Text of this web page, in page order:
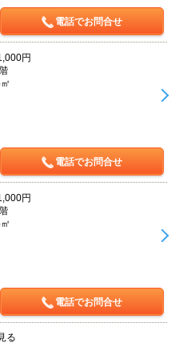
電話でお問合せ
円
電話でお問合せ
円
電話でお問合せ
る